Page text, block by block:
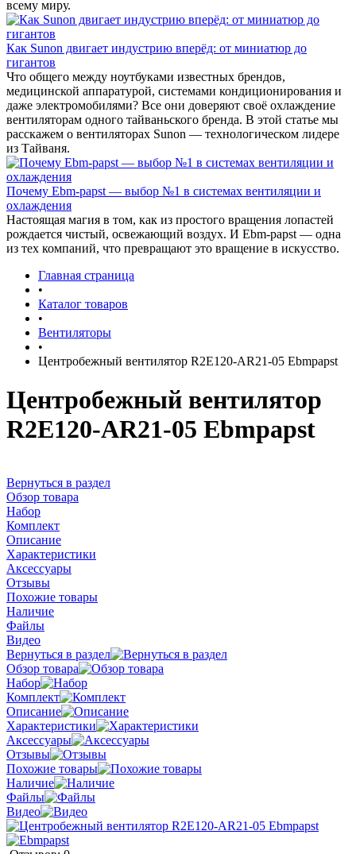
всему миру.
Как Sunon двигает индустрию вперёд: от миниатюр до
гигантов
Что общего между ноутбуками известных брендов,
медицинской аппаратурой, системами кондиционирования и
даже электромобилями? Все они доверяют своё охлаждение
вентиляторам одного тайваньского бренда. В этой статье мы
расскажем о вентиляторах Sunon — технологическом лидере
из Тайваня.
Почему Ebm-papst — выбор №1 в системах вентиляции и
охлаждения
Настоящая магия в том, как из простого вращения лопастей
рождается чистый, освежающий воздух. И Ebm-papst — одна
из тех компаний, что превращают это вращение в искусство.
Главная страница
•
Каталог товаров
•
Вентиляторы
•
Центробежный вентилятор R2E120-AR21-05 Ebmpapst
Центробежный вентилятор
R2E120-AR21-05 Ebmpapst
Вернуться в раздел
Обзор товара
Набор
Комплект
Описание
Характеристики
Аксессуары
Отзывы
Похожие товары
Наличие
Файлы
Видео
Вернуться в раздел
Обзор товара
Набор
Комплект
Описание
Характеристики
Аксессуары
Отзывы
Похожие товары
Наличие
Файлы
Видео